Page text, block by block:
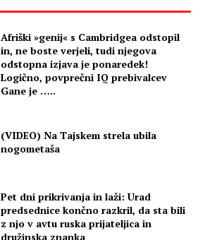
Afriški »genij« s Cambridgea odstopil
in, ne boste verjeli, tudi njegova
odstopna izjava je ponaredek!
Logično, povprečni IQ prebivalcev
Gane je …..
(VIDEO) Na Tajskem strela ubila
nogometaša
Pet dni prikrivanja in laži: Urad
predsednice končno razkril, da sta bili
z njo v avtu ruska prijateljica in
družinska znanka